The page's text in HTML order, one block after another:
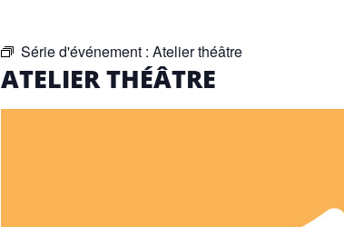
Série d'événement : Atelier théâtre
ATELIER THÉÂTRE